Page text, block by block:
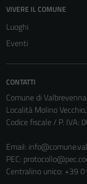
VIVERE IL COMUNE
Luoghi
Eventi
CONTATTI
Comune di Valbrevenna
Località Molino
Codice fiscale / P. IVA:
Email:
PEC:
Centralino unico: +39